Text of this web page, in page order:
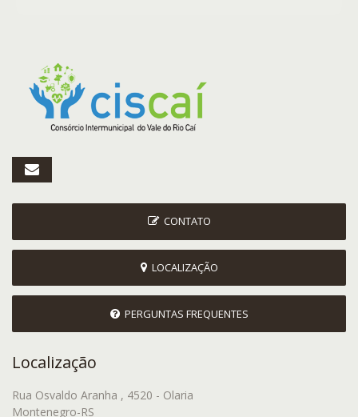
CONTATO
LOCALIZAÇÃO
PERGUNTAS FREQUENTES
Localização
Rua Osvaldo Aranha , 4520 - Olaria
Montenegro-RS